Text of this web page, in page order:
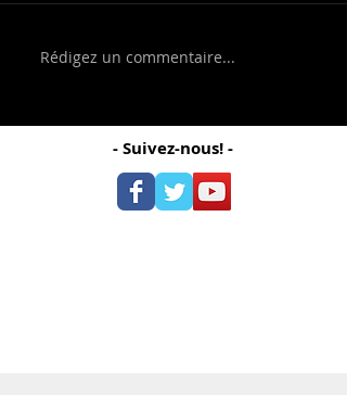
Rédigez un commentaire...
- Suivez-nous! -